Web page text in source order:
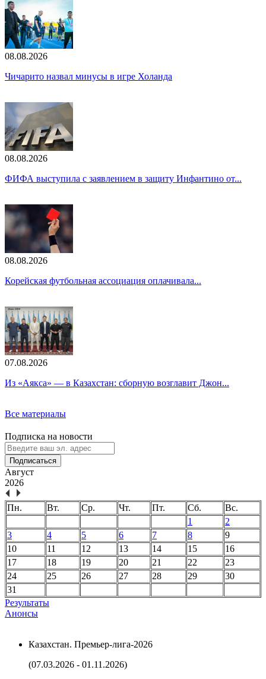
08.08.2026
Чичарито назвал минусы в игре Холанда
08.08.2026
ФИФА выступила с заявлением в защиту Инфантино от...
08.08.2026
Корейская футбольная ассоциация оплачивала...
07.08.2026
Из «Аякса» — в Казахстан: сборную возглавит Джон...
Все материалы
Подписка на новости
Подписаться
Август
2026
Пн. Вт. Ср. Чт. Пт. Сб.
Вс.
1
2
3
4 5 6 7 8
9
10
11 12 13 14 15
16
17
18 19 20 21 22
23
24
25 26 27 28 29
30
31
Результаты
Анонсы
Казахстан. Премьер-лига-2026
(07.03.2026 - 01.11.2026)